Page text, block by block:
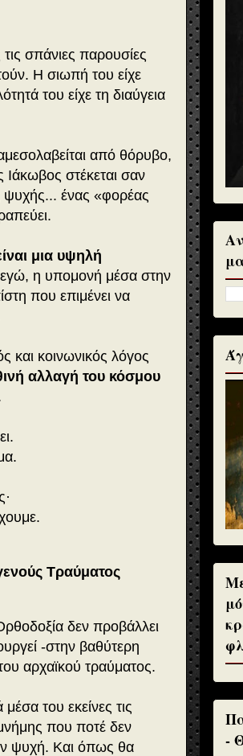
σπάνιες παρουσίες
Η σιωπή του είχε
του είχε τη διαύγεια
από θόρυβο,
Ιάκωβος στέκεται σαν
ψυχής... ένας «φορέας
μια υψηλή
εγώ, η υπομονή μέσα στην
που επιμένει να
και κοινωνικός λόγος
αλλαγή του κόσμου
Τραύματος
δεν προβάλλει
-στην βαθύτερη
αρχαϊκού τραύματος.
του εκείνες τις
που ποτέ δεν
ψυχή. Και όπως θα
-